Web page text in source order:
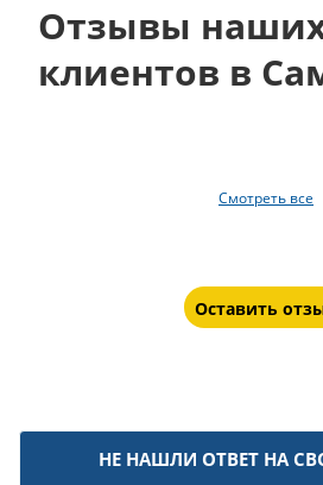
Отзывы
клиентов в
Смотреть все
Оставить
НЕ НАШЛИ ОТВЕТ НА